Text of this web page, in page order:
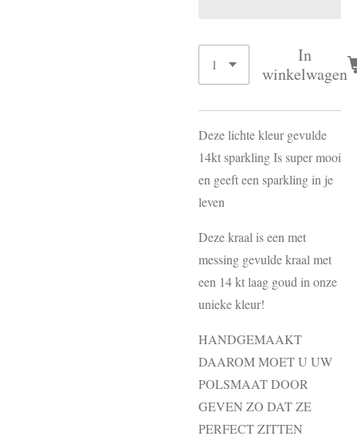
In
winkelwagen
Deze lichte kleur gevulde
14kt sparkling Is super mooi
en geeft een sparkling in je
leven
Deze kraal is een met
messing gevulde kraal met
een 14 kt laag goud in onze
unieke kleur!
HANDGEMAAKT
DAAROM MOET U UW
POLSMAAT DOOR
GEVEN ZO DAT ZE
PERFECT ZITTEN